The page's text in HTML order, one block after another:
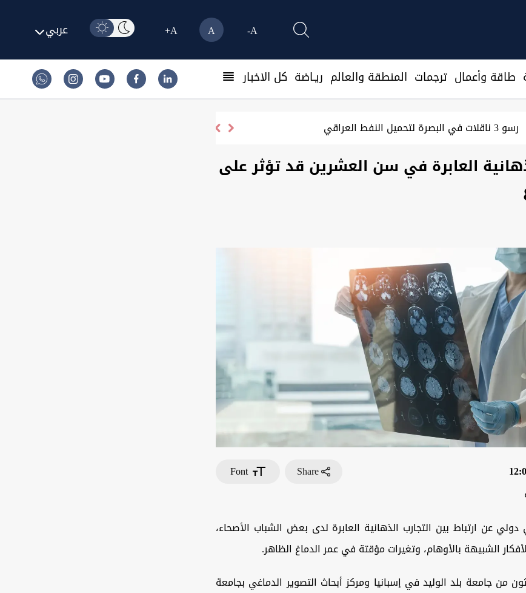
A-
A
A+ عربي
طاقة وأعمال ترجمات المنطقة والعالم ريـاضة كل الاخبار
استعدادات من جماعات عراقية لمهاجمتنا رسو 3 ناقلات في البصرة لتحميل النفط العراقي
العابرة في سن العشرين قد تؤثر على
Share
Font
عن ارتباط بين التجارب الذهانية العابرة لدى بعض الشباب الأصحاء،
الشبيهة بالأوهام، وتغيرات مؤقتة في عمر الدماغ الظاهر.
من جامعة بلد الوليد في إسبانيا ومركز أبحاث التصوير الدماغي بجامعة